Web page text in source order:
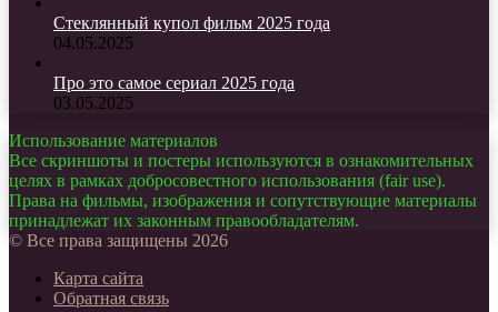
Стеклянный купол фильм 2025 года
04.05.2025
Про это самое сериал 2025 года
03.05.2025
Использование материалов
Все скриншоты и постеры используются в ознакомительных
целях в рамках добросовестного использования (fair use).
Права на фильмы, изображения и сопутствующие материалы
принадлежат их законным правообладателям.
© Все права защищены 2026
Карта сайта
Обратная связь